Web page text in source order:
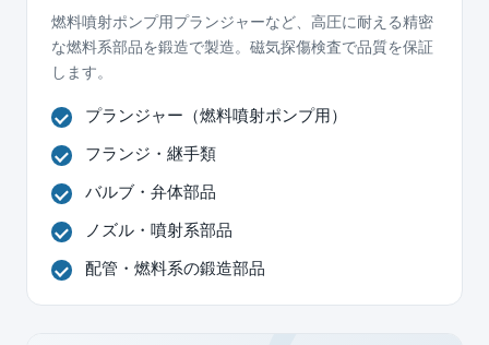
燃料噴射ポンプ用プランジャーなど、高圧に耐える精密
な燃料系部品を鍛造で製造。磁気探傷検査で品質を保証
します。
プランジャー（燃料噴射ポンプ用）
フランジ・継手類
バルブ・弁体部品
ノズル・噴射系部品
配管・燃料系の鍛造部品